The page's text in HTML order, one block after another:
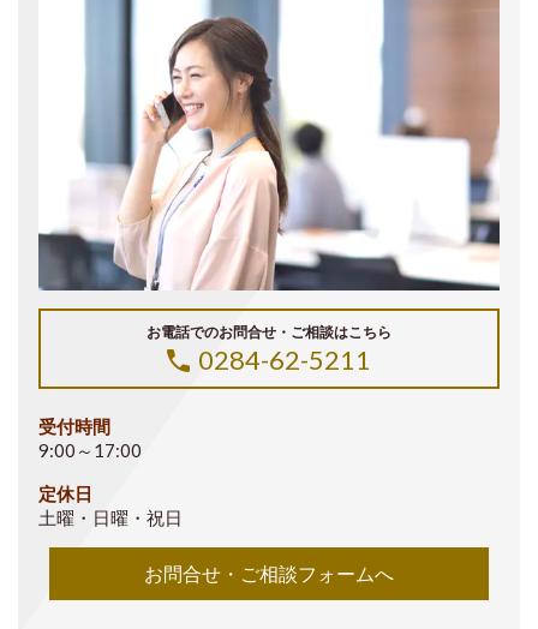
お電話でのお問合せ・ご相談はこちら
0284-62-5211
受付時間
9:00～17:00
定休日
土曜・日曜・祝日
お問合せ・ご相談フォームへ